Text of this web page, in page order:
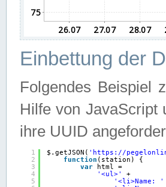
Einbettung der
Folgendes Beispiel
Hilfe von JavaScript
ihre UUID
1
2
3
4
5
$.getJSON( ' https://
function (station) {
var
html =
'<ul>'
+
'<li>Name: '